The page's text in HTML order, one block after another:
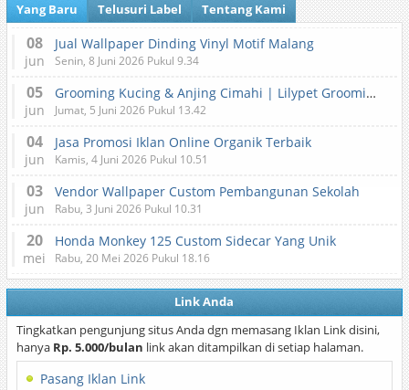
Yang Baru Telusuri Label Tentang Kami
08
jun
Jual Wallpaper Dinding Vinyl Motif Malang
Senin, 8 Juni 2026 Pukul 9.34
05
jun
Grooming Kucing & Anjing Cimahi | Lilypet Grooming & Pet Hotel
Jumat, 5 Juni 2026 Pukul 13.42
04
jun
Jasa Promosi Iklan Online Organik Terbaik
Kamis, 4 Juni 2026 Pukul 10.51
03
jun
Vendor Wallpaper Custom Pembangunan Sekolah
Rabu, 3 Juni 2026 Pukul 10.31
20
mei
Honda Monkey 125 Custom Sidecar Yang Unik
Rabu, 20 Mei 2026 Pukul 18.16
Link Anda
Tingkatkan pengunjung situs Anda dgn memasang Iklan Link disini,
hanya Rp. 5.000/bulan link akan ditampilkan di setiap halaman.
Pasang Iklan Link